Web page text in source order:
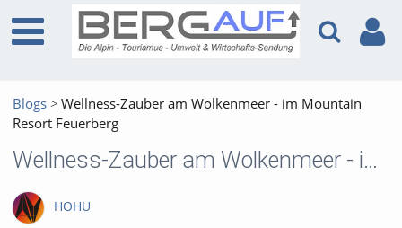
Blogs
Wellness-Zauber am Wolkenmeer - im Mountain
Resort Feuerberg
Wellness-Zauber am Wolkenmeer - im Mountain Resort Feuerberg
HOHU